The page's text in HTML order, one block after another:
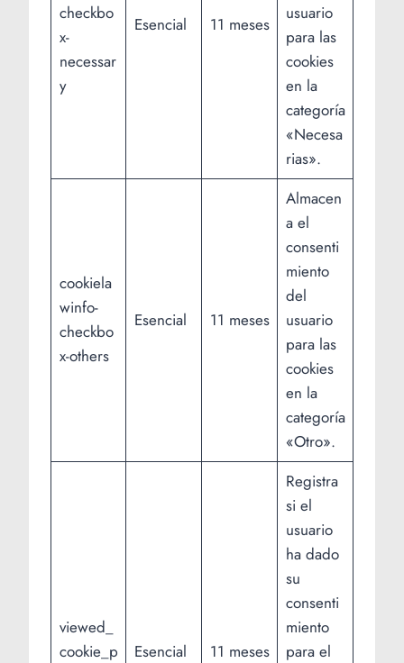
checkbo
x-
necessar
y
Esencial 11 meses
usuario
para las
cookies
en la
categoría
«Necesa
rias».
cookiela
winfo-
checkbo
x-others
Esencial 11 meses
Almacen
a el
consenti
miento
del
usuario
para las
cookies
en la
categoría
«Otro».
viewed_
cookie_p
Esencial 11 meses
Registra
si el
usuario
ha dado
su
consenti
miento
para el